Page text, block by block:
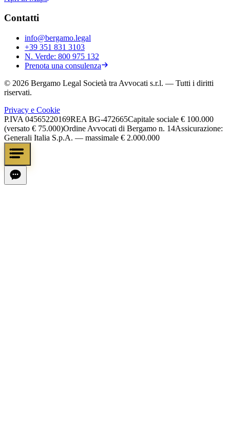
Contatti
info@bergamo.legal
+39 351 831 3103
N. Verde: 800 975 132
Prenota una consulenza
© 2026 Bergamo Legal Società tra Avvocati s.r.l. — Tutti i diritti
riservati.
Privacy e Cookie
P.IVA 04565220169REA BG-472665Capitale sociale € 100.000
(versato € 75.000)Ordine Avvocati di Bergamo n. 14Assicurazione:
Generali Italia S.p.A. — massimale € 2.000.000